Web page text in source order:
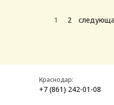
1
2
Краснодар:
+7 (861) 242-01-08